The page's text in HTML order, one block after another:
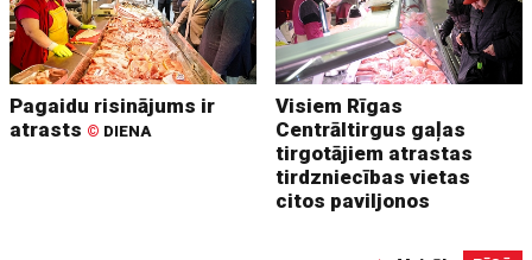
Pagaidu risinājums ir
atrasts © DIENA
Visiem Rīgas
Centrāltirgus gaļas
tirgotājiem atrastas
tirdzniecības vietas
citos paviljonos